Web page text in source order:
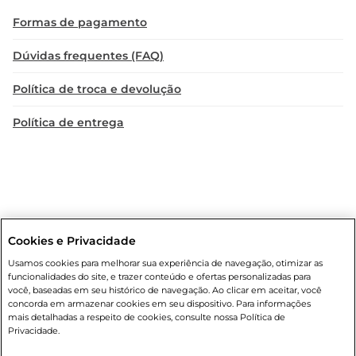
amigos e familiares durante uma reunião pode
surpreender os paladares e tornar o evento ainda
mais especial. A combinação inovadora e a
qualidade dos ingredientes tornam esse biscoito
Formas de pagamento
Dúvidas frequentes (FAQ)
Política de troca e devolução
Política de entrega
é o do carrinho de compras. Fotos ilustrativas. Compras sujeitas a
confirmação de estoque. Compras podem ser canceladas em caso
de suspeita de fraude. A fim de garantir o acesso de um maior
número de clientes as nossas promoções, a compra de produtos
com preços promocionais poderá ter sua quantidade limitada por
cliente. Os preços, ofertas e condições são exclusivos para o e-
Cookies e Privacidade
Usamos cookies para melhorar sua experiência de navegação, otimizar as
funcionalidades do site, e trazer conteúdo e ofertas personalizadas para
você, baseadas em seu histórico de navegação. Ao clicar em aceitar, você
concorda em armazenar cookies em seu dispositivo. Para informações
mais detalhadas a respeito de cookies, consulte nossa Política de
Privacidade.